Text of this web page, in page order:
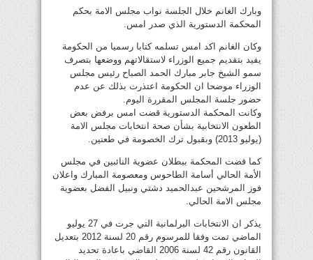
وبارك الغانم خلال الجلسة نواب مجلس الامة بحكم
المحكمة الدستورية الذي صدر امس.
وكان الغانم اكد امس تسلمه كتابا رسميا من الحكومة
يفيد بتقديم جميع الوزراء لاستقالاتهم ووضعها بتصرف
سمو الشيخ جابر مبارك الحمد الصباح رئيس مجلس
الوزراء موضحا ان الحكومة اعتذرت بذلك عن عدم
حضور جلسة المجلس المقررة اليوم.
وكانت المحكمة الدستورية قضت امس برفض بعض
الطعون الانتخابية بشأن صحة انتخابات مجلس الامة
(يوليو 2013) وبقبول ترك الخصومة في طعنين.
كما قضت المحكمة ببطلان عضوية النائبين في مجلس
الأمة الحالي أسامة الطاحوس ومعصومة المبارك واعلان
فوز المرشحين عبدالحميد دشتي ونبيل الفضل بعضوية
مجلس الامة الحالي.
يذكر ان الانتخابات البرلمانية التي جرت في 27 يوليو
الماضي تمت وفقا للمرسوم رقم 20 لسنة 2012 بتعديل
القانون رقم 42 لسنة 2006 القاضي باعادة تحديد